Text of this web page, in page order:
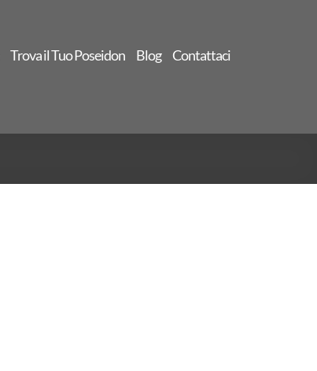
Trova il Tuo Poseidon Blog
Contattaci